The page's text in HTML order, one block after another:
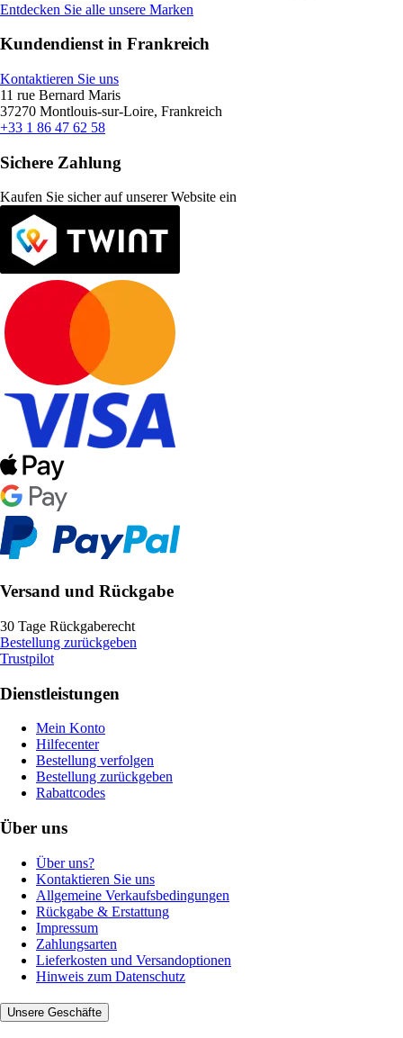
Entdecken Sie alle unsere Marken
Kundendienst in Frankreich
Kontaktieren Sie uns
11 rue Bernard Maris
37270 Montlouis-sur-Loire, Frankreich
+33 1 86 47 62 58
Sichere Zahlung
Kaufen Sie sicher auf unserer Website ein
Versand und Rückgabe
30 Tage Rückgaberecht
Bestellung zurückgeben
Trustpilot
Dienstleistungen
Mein Konto
Hilfecenter
Bestellung verfolgen
Bestellung zurückgeben
Rabattcodes
Über uns
Über uns?
Kontaktieren Sie uns
Allgemeine Verkaufsbedingungen
Rückgabe & Erstattung
Impressum
Zahlungsarten
Lieferkosten und Versandoptionen
Hinweis zum Datenschutz
Unsere Geschäfte